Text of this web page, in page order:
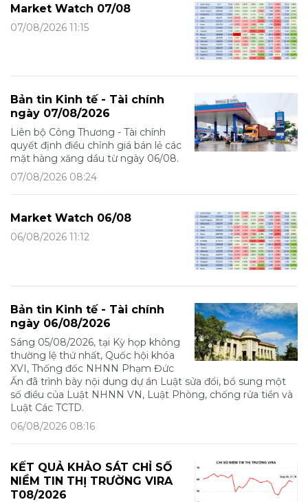
Market Watch 07/08
07/08/2026 11:15
Bản tin Kinh tế - Tài chính
ngày 07/08/2026
Liên bộ Công Thương - Tài chính
quyết định điều chỉnh giá bán lẻ các
mặt hàng xăng dầu từ ngày 06/08.
07/08/2026 08:24
Market Watch 06/08
06/08/2026 11:12
Bản tin Kinh tế - Tài chính
ngày 06/08/2026
Sáng 05/08/2026, tại Kỳ họp không
thường lệ thứ nhất, Quốc hội khóa
XVI, Thống đốc NHNN Phạm Đức
Ấn đã trình bày nội dung dự án Luật sửa đổi, bổ sung một
số điều của Luật NHNN VN, Luật Phòng, chống rửa tiền và
Luật Các TCTD.
06/08/2026 08:16
KẾT QUẢ KHẢO SÁT CHỈ SỐ
NIỀM TIN THỊ TRƯỜNG VIRA
T08/2026